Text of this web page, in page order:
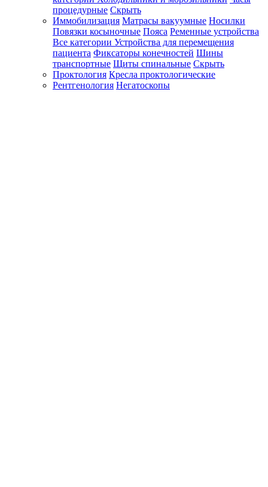
процедурные Скрыть
Иммобилизация Матрасы вакуумные Носилки
Повязки косыночные Пояса Ременные устройства
Все категории Устройства для перемещения
пациента Фиксаторы конечностей Шины
транспортные Щиты спинальные Скрыть
Проктология Кресла проктологические
Рентгенология Негатоскопы